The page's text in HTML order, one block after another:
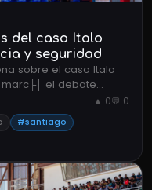
del caso Italo
y seguridad
sobre el caso Italo
marc├│ el debate
en la▲ 0💬 0
#santiago